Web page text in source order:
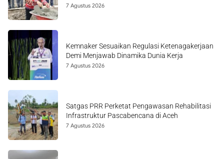
7 Agustus 2026
Kemnaker Sesuaikan Regulasi Ketenagakerjaan
Demi Menjawab Dinamika Dunia Kerja
7 Agustus 2026
Satgas PRR Perketat Pengawasan Rehabilitasi
Infrastruktur Pascabencana di Aceh
7 Agustus 2026